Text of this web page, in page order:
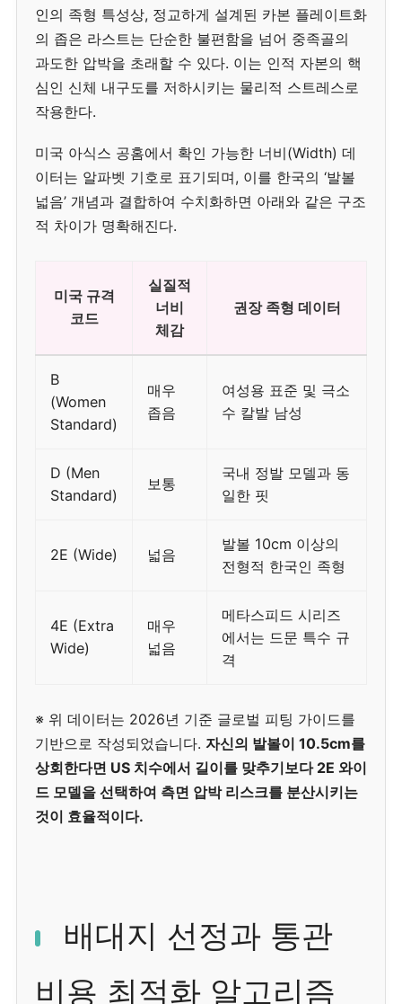
인의 족형 특성상, 정교하게 설계된 카본 플레이트화
의 좁은 라스트는 단순한 불편함을 넘어 중족골의
과도한 압박을 초래할 수 있다. 이는 인적 자본의 핵
심인 신체 내구도를 저하시키는 물리적 스트레스로
작용한다.
미국 아식스 공홈에서 확인 가능한 너비(Width) 데
이터는 알파벳 기호로 표기되며, 이를 한국의 ‘발볼
넓음’ 개념과 결합하여 수치화하면 아래와 같은 구조
적 차이가 명확해진다.
미국 규격
코드
실질적
너비
체감
권장 족형 데이터
B
(Women
Standard)
매우
좁음
여성용 표준 및 극소
수 칼발 남성
D (Men
Standard)
보통
국내 정발 모델과 동
일한 핏
2E (Wide) 넓음
발볼 10cm 이상의
전형적 한국인 족형
4E (Extra
Wide)
매우
넓음
메타스피드 시리즈
에서는 드문 특수 규
격
※ 위 데이터는 2026년 기준 글로벌 피팅 가이드를
기반으로 작성되었습니다. 자신의 발볼이 10.5cm를
상회한다면 US 치수에서 길이를 맞추기보다 2E 와이
드 모델을 선택하여 측면 압박 리스크를 분산시키는
것이 효율적이다.
배대지 선정과 통관
비용 최적화 알고리즘